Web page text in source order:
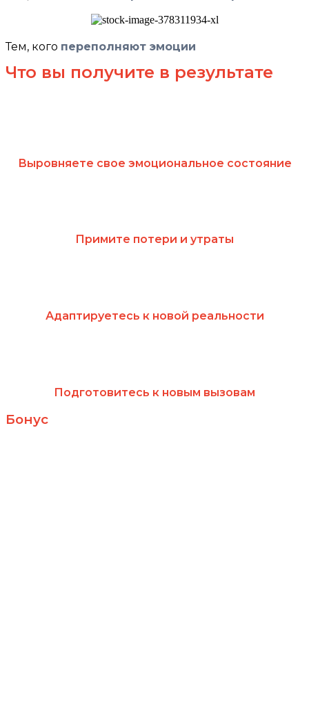
Тем, кого переполняют эмоции
Что вы получите в результате
Выровняете свое эмоциональное состояние
Примите потери и утраты
Адаптируетесь к новой реальности
Подготовитесь к новым вызовам
Бонус